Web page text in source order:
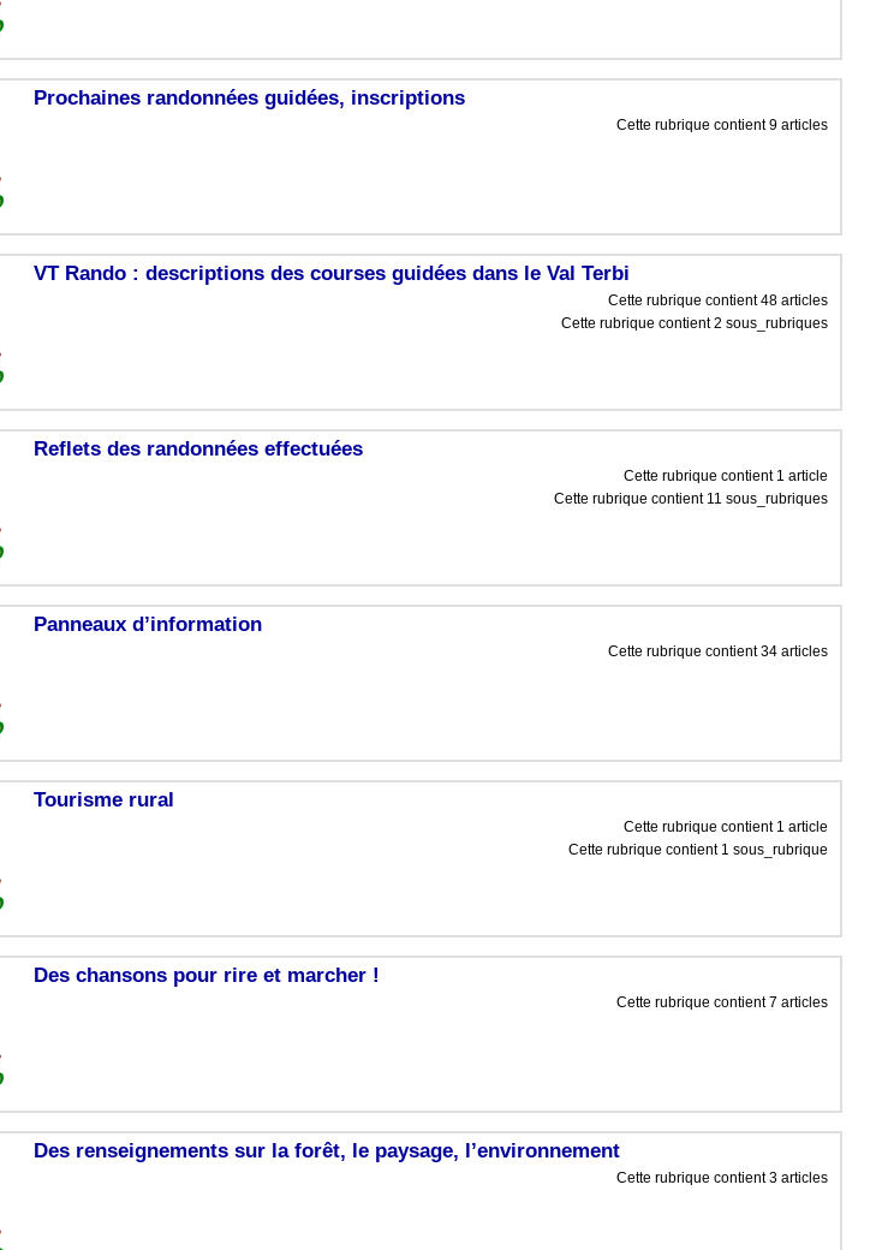
Prochaines randonnées guidées, inscriptions
Cette rubrique contient 9 articles
VT Rando : descriptions des courses guidées dans le Val Terbi
Cette rubrique contient 48 articles
Cette rubrique contient 2 sous_rubriques
Reflets des randonnées effectuées
Cette rubrique contient 1 article
Cette rubrique contient 11 sous_rubriques
Panneaux d’information
Cette rubrique contient 34 articles
Tourisme rural
Cette rubrique contient 1 article
Cette rubrique contient 1 sous_rubrique
Des chansons pour rire et marcher !
Cette rubrique contient 7 articles
Des renseignements sur la forêt, le paysage, l’environnement
Cette rubrique contient 3 articles